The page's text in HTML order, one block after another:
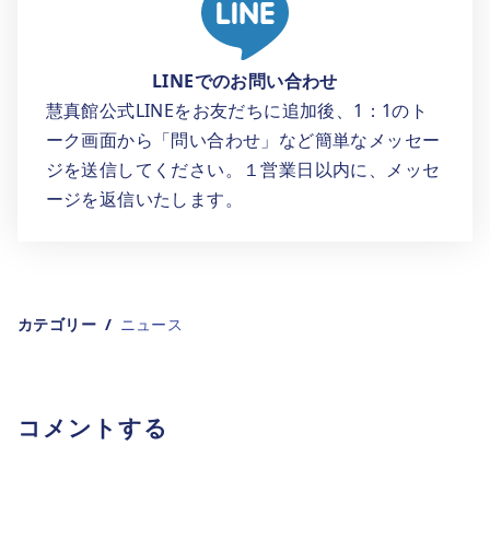
LINEでのお問い合わせ
慧真館公式LINEをお友だちに追加後、1：1のト
ーク画面から「問い合わせ」など簡単なメッセー
ジを送信してください。１営業日以内に、メッセ
ージを返信いたします。
カテゴリー ニュース
コメントする